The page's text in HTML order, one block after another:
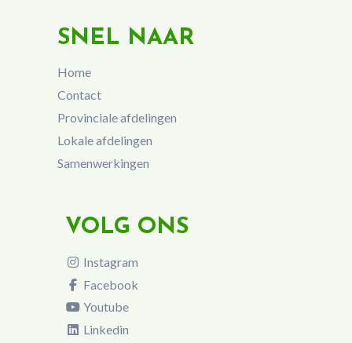
SNEL NAAR
Home
Contact
Provinciale afdelingen
Lokale afdelingen
Samenwerkingen
VOLG ONS
Instagram
Facebook
Youtube
Linkedin